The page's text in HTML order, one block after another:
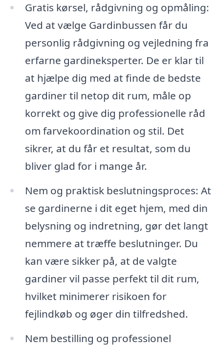
Gratis kørsel, rådgivning og opmåling:
Ved at vælge Gardinbussen får du
personlig rådgivning og vejledning fra
erfarne gardineksperter. De er klar til
at hjælpe dig med at finde de bedste
gardiner til netop dit rum, måle op
korrekt og give dig professionelle råd
om farvekoordination og stil. Det
sikrer, at du får et resultat, som du
bliver glad for i mange år.
Nem og praktisk beslutningsproces: At
se gardinerne i dit eget hjem, med din
belysning og indretning, gør det langt
nemmere at træffe beslutninger. Du
kan være sikker på, at de valgte
gardiner vil passe perfekt til dit rum,
hvilket minimerer risikoen for
fejlindkøb og øger din tilfredshed.
Nem bestilling og professionel